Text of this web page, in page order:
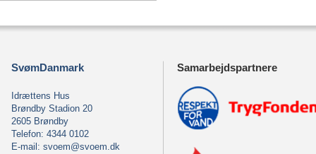
SvømDanmark
Idrættens Hus
Brøndby Stadion 20
2605 Brøndby
Telefon: 4344 0102
E-mail: svoem@svoem.dk
Samarbejdspartnere